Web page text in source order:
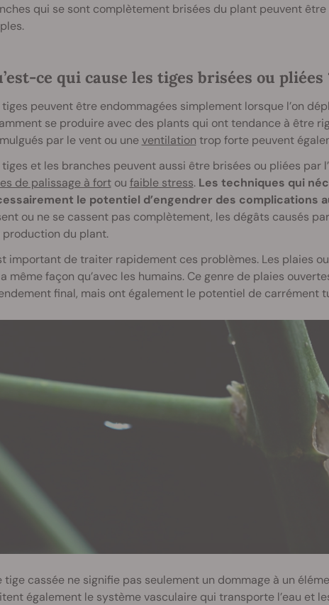
qui se sont complètement brisées du plant peuvent
ce qui cause les tiges brisées ou pliées
tiges peuvent être endommagées simplement lorsque l’on
se produire avec des plants qui ont tendance à être
par le vent ou uneventilation trop forte peuvent
tiges et les branches peuvent aussi être brisées ou pliées
de palissage à fortou faible stress. Les techniques qui
le potentiel d’engendrer des complications
ou ne se cassent pas complètement, les dégâts causés
production du plant.
important de traiter rapidement ces problèmes. Les plaies
même façon qu’avec les humains. Ce genre de plaies
final, mais ont également le potentiel de carrément
tige cassée ne signifie pas seulement un dommage à un
également le système vasculaire qui transporte l’eau et